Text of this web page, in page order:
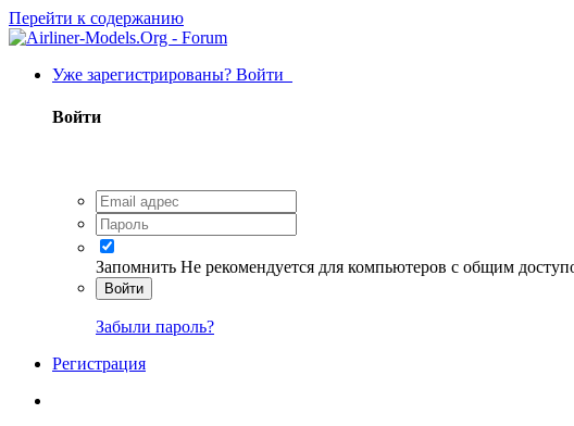
Перейти к содержанию
Уже зарегистрированы? Войти
Войти
Запомнить Не рекомендуется для компьютеров с общим
Войти
Забыли пароль?
Регистрация